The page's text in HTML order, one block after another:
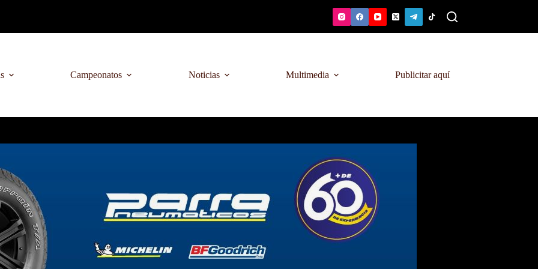
Campeonatos Noticias Multimedia Publicitar aquí